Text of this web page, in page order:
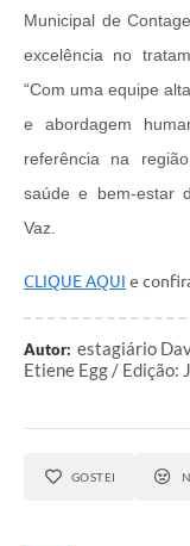
Municipal de
excelência no
“Com uma equipe
e abordagem
referência na
saúde e bem-estar
Vaz.
CLIQUE AQUI e
Autor: estagiário
Etiene Egg / Edição:
GOSTEI